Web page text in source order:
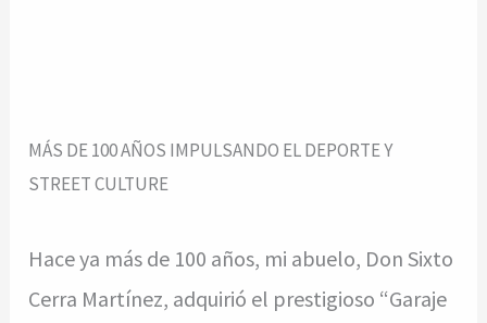
MÁS DE 100 AÑOS IMPULSANDO EL DEPORTE Y
STREET CULTURE
Hace ya más de 100 años, mi abuelo, Don Sixto
Cerra Martínez, adquirió el prestigioso “Garaje